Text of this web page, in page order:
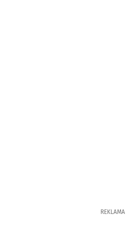
REKLAMA